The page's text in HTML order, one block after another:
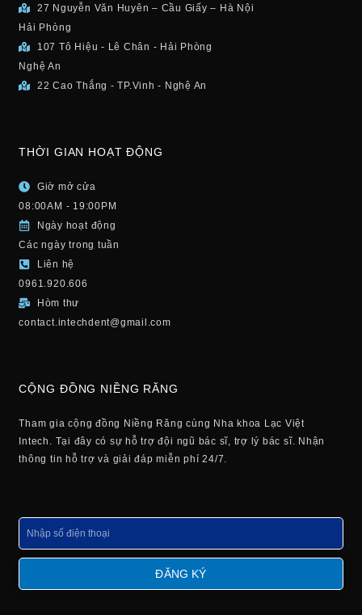
27 Nguyễn Văn Huyên – Cầu Giấy – Hà Nội
Hải Phòng
107 Tô Hiệu - Lê Chân - Hải Phòng
Nghệ An
22 Cao Thắng - TP.Vinh - Nghệ An
THỜI GIAN HOẠT ĐỘNG
Giờ mở cửa
08:00AM - 19:00PM
Ngày hoạt động
Các ngày trong tuần
Liên hệ
0961.920.606
Hòm thư
contact.intechdent@gmail.com
CỘNG ĐỒNG NIỀNG RĂNG
Tham gia cộng đồng Niềng Răng cùng Nha khoa Lạc Việt
Intech. Tại đây có sự hỗ trợ đội ngũ bác sĩ, trợ lý bác sĩ. Nhận
thông tin hỗ trợ và giải đáp miễn phí 24/7.
Số
điện
thoại
ĐĂNG KÝ